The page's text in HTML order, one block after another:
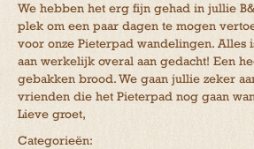
We hebben het erg fijn gehad in jullie
plek om een paar dagen te mogen
voor onze Pieterpad wandelingen. Alles
aan werkelijk overal aan gedacht! Een
gebakken brood. We gaan jullie zeker
vrienden die het Pieterpad nog gaan
Lieve groet,
Categorieën: